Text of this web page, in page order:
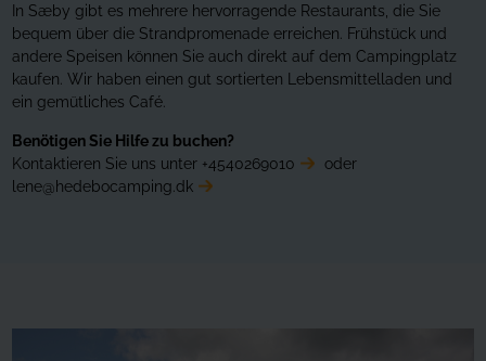
In Sæby gibt es mehrere hervorragende Restaurants, die Sie
bequem über die Strandpromenade erreichen. Frühstück und
andere Speisen können Sie auch direkt auf dem Campingplatz
kaufen. Wir haben einen gut sortierten Lebensmittelladen und
ein gemütliches Café.
Benötigen Sie Hilfe zu buchen?
Kontaktieren Sie uns unter +4540269010
oder
lene@hedebocamping.dk